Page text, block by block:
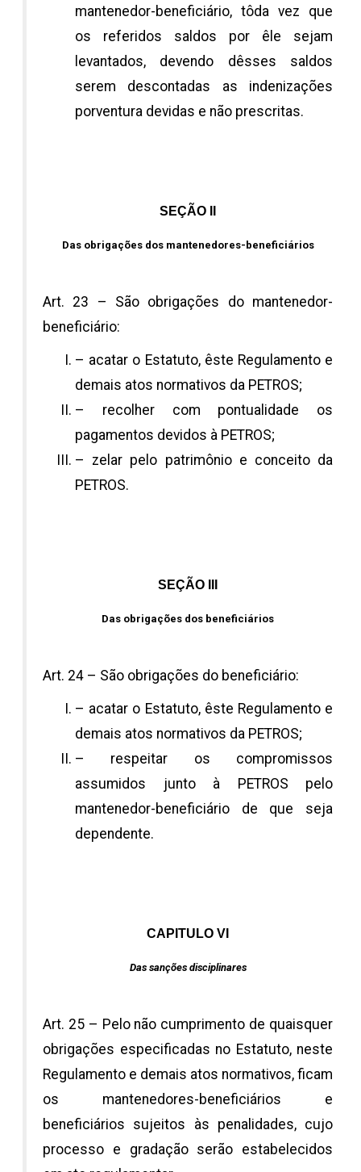
mantenedor-beneficiário, tôda vez que
os referidos saldos por êle sejam
levantados, devendo dêsses saldos
serem descontadas as indenizações
porventura devidas e não prescritas.
SEÇÃO II
Das obrigações dos mantenedores-beneficiários
Art. 23 – São obrigações do mantenedor-
beneficiário:
– acatar o Estatuto, êste Regulamento e
demais atos normativos da PETROS;
– recolher com pontualidade os
pagamentos devidos à PETROS;
– zelar pelo patrimônio e conceito da
PETROS.
SEÇÃO III
Das obrigações dos beneficiários
Art. 24 – São obrigações do beneficiário:
– acatar o Estatuto, êste Regulamento e
demais atos normativos da PETROS;
– respeitar os compromissos
assumidos junto à PETROS pelo
mantenedor-beneficiário de que seja
dependente.
CAPITULO VI
Das sanções disciplinares
Art. 25 – Pelo não cumprimento de quaisquer
obrigações especificadas no Estatuto, neste
Regulamento e demais atos normativos, ficam
os mantenedores-beneficiários e
beneficiários sujeitos às penalidades, cujo
processo e gradação serão estabelecidos